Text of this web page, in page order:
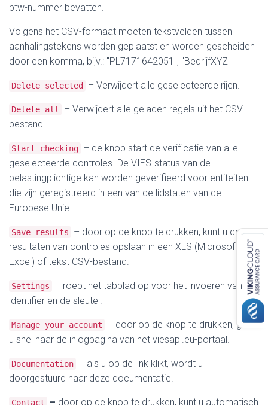
btw-nummer bevatten.
Volgens het CSV-formaat moeten tekstvelden tussen
aanhalingstekens worden geplaatst en worden gescheiden
door een komma, bijv.: "PL7171642051", "BedrijfXYZ"
Delete selected – Verwijdert alle geselecteerde rijen.
Delete all
– Verwijdert alle geladen regels uit het CSV-
bestand.
Start checking – de knop start de verificatie van alle
geselecteerde controles. De VIES-status van de
belastingplichtige kan worden geverifieerd voor entiteiten
die zijn geregistreerd in een van de lidstaten van de
Europese Unie.
Save results
– door op de knop te drukken, kunt u de
resultaten van controles opslaan in een XLS (Microsoft
Excel) of tekst CSV-bestand.
Settings
– roept het tabblad op voor het invoeren van de
identifier en de sleutel.
Manage your account
– door op de knop te drukken, gaat
u snel naar de inlogpagina van het viesapi.eu-portaal.
Documentation – als u op de link klikt, wordt u
doorgestuurd naar deze documentatie.
Contact – door op de knop te drukken, kunt u automatisch